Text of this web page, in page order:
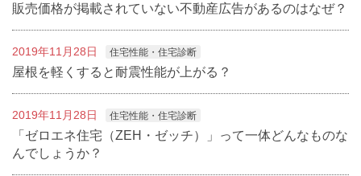
販売価格が掲載されていない不動産広告があるのはなぜ？
2019年11月28日 住宅性能・住宅診断
屋根を軽くすると耐震性能が上がる？
2019年11月28日 住宅性能・住宅診断
「ゼロエネ住宅（ZEH・ゼッチ）」って一体どんなものな
んでしょうか？